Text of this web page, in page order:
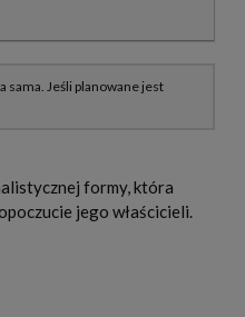
formy, która
jego właścicieli.